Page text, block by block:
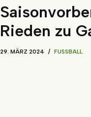
Rieden zu
29. MÄRZ 2024 FUSSBALL